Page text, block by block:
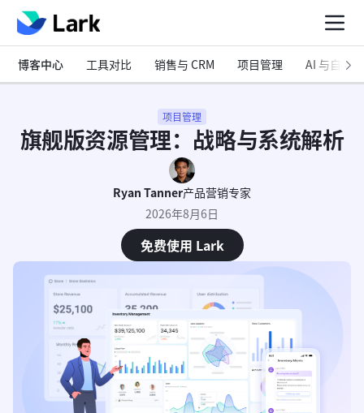
博客中心 工具对比 销售与 CRM 项目管理 AI 与自动化
项目管理
旗舰版资源管理：战略与系统解析
Ryan Tanner产品营销专家
2026年8月6日
免费使用 Lark
关键要点：旗舰版资源管理